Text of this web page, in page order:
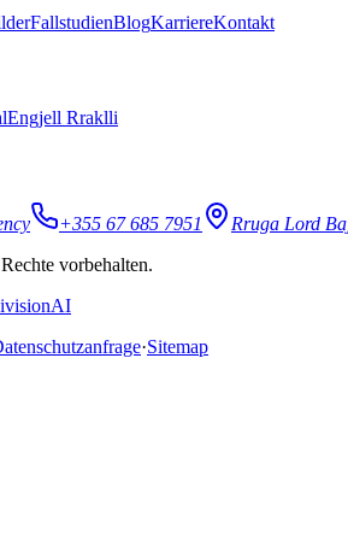
FallstudienBlogKarriereKontakt
Engjell Rraklli
+355 67 685 7951
Rruga Lord
vorbehalten.
·Sitemap